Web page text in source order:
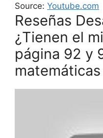
Source: Youtube.com
Reseñas
¿Tienen el
página 92 y